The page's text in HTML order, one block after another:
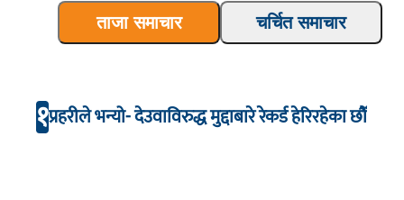
ताजा समाचार चर्चित समाचार
१प्रहरीले भन्यो- देउवाविरुद्ध मुद्दाबारे रेकर्ड हेरिरहेका छौँ